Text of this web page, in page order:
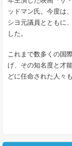
ッドマン氏。今度は
シヨ元議員とともに
した。
これまで数多くの国
げ、その知名度と才
どに任命された人々